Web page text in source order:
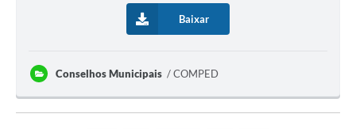
Baixar
Conselhos Municipais COMPED